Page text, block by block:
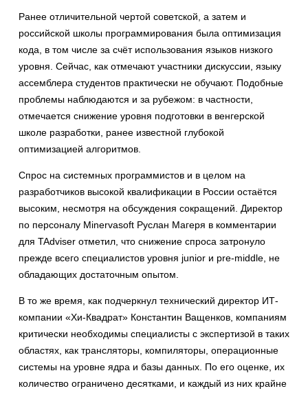
Ранее отличительной чертой советской, а затем и
российской школы программирования была оптимизация
кода, в том числе за счёт использования языков низкого
уровня. Сейчас, как отмечают участники дискуссии, языку
ассемблера студентов практически не обучают. Подобные
проблемы наблюдаются и за рубежом: в частности,
отмечается снижение уровня подготовки в венгерской
школе разработки, ранее известной глубокой
оптимизацией алгоритмов.
Спрос на системных программистов и в целом на
разработчиков высокой квалификации в России остаётся
высоким, несмотря на обсуждения сокращений. Директор
по персоналу Minervasoft Руслан Магеря в комментарии
для TAdviser отметил, что снижение спроса затронуло
прежде всего специалистов уровня junior и pre-middle, не
обладающих достаточным опытом.
В то же время, как подчеркнул технический директор ИТ-
компании «Хи-Квадрат» Константин Ващенков, компаниям
критически необходимы специалисты с экспертизой в таких
областях, как трансляторы, компиляторы, операционные
системы на уровне ядра и базы данных. По его оценке, их
количество ограничено десятками, и каждый из них крайне